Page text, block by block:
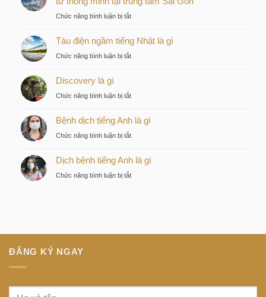
Chức năng bình luận bị tắtở
by
chiến
của
nhà
tư
Tàu điện ngầm tiếng Nhật là gì
Chức năng bình luận bị tắtở
gì
Discovery là gì
Chức năng bình luận bị tắtở
là
Bệnh dịch tiếng Anh là gì
Chức năng bình luận bị tắtở
dịch
Dịch bệnh tiếng Anh là gì
Chức năng bình luận bị tắtở
là
ĐĂNG KÝ NGAY